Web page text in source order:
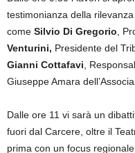
testimonianza della
come Silvio Di Gregorio,
Venturini, Presidente del
Gianni Cottafavi,
Giuseppe Amara
Dalle ore 11 vi sarà un
fuori dal Carcere, oltre il
prima con un focus